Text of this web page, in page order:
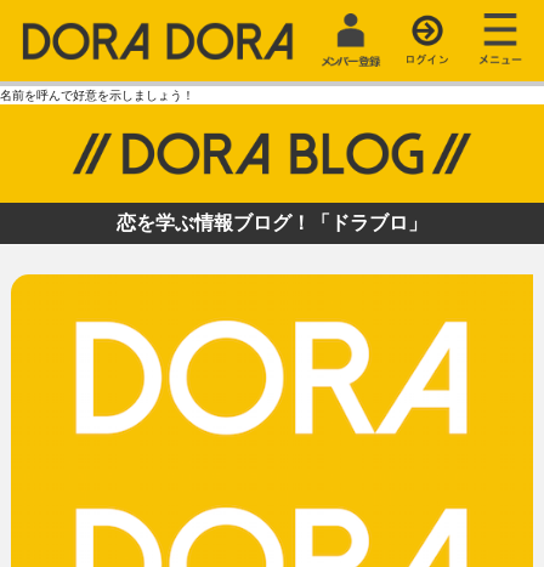
名前を呼んで好意を示しましょう！
恋を学ぶ情報ブログ！「ドラブロ」